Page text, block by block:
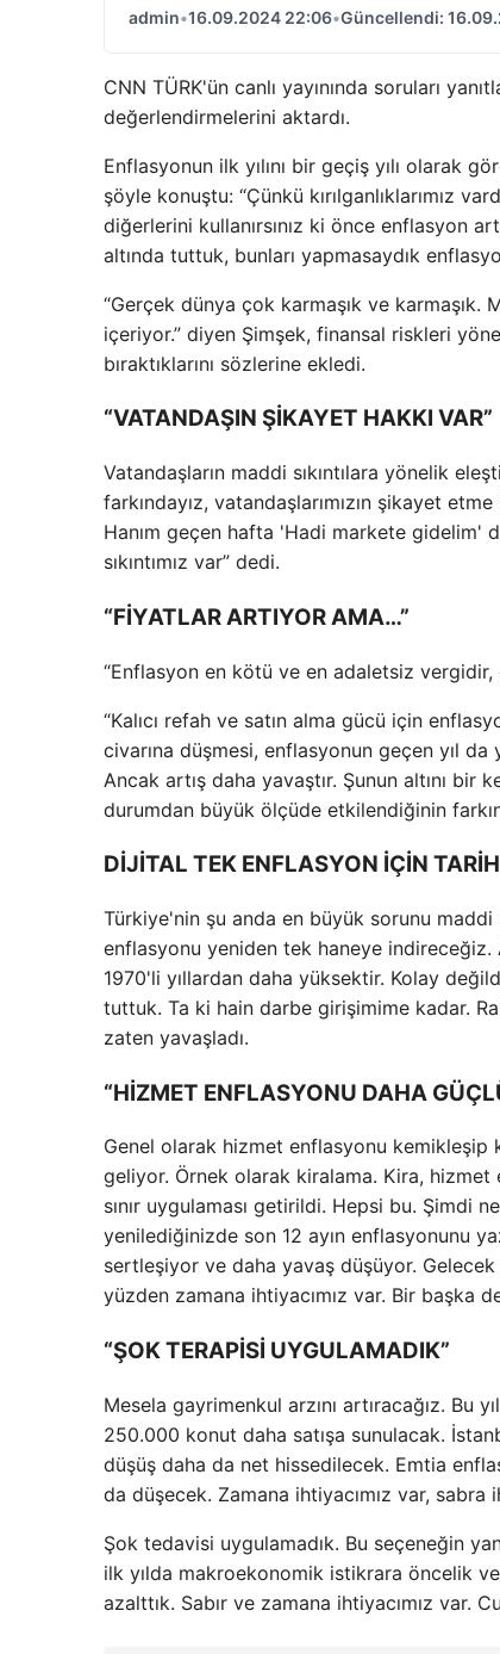
admin•16.09.2024 22:06•Güncellendi:
CNN TÜRK'ün canlı yayınında soruları
değerlendirmelerini aktardı.
Enflasyonun ilk yılını bir geçiş yılı olarak
şöyle konuştu: “Çünkü kırılganlıklarımız
diğerlerini kullanırsınız ki önce enflasyon
altında tuttuk, bunları yapmasaydık
“Gerçek dünya çok karmaşık ve
içeriyor.” diyen Şimşek, finansal riskleri
bıraktıklarını sözlerine ekledi.
“VATANDAŞIN ŞİKAYET HAKKI VAR”
Vatandaşların maddi sıkıntılara yönelik
farkındayız, vatandaşlarımızın şikayet
Hanım geçen hafta 'Hadi markete gidelim'
sıkıntımız var” dedi.
“FİYATLAR ARTIYOR AMA…”
“Enflasyon en kötü ve en adaletsiz vergidir,
“Kalıcı refah ve satın alma gücü için
civarına düşmesi, enflasyonun geçen yıl
Ancak artış daha yavaştır. Şunun altını
durumdan büyük ölçüde etkilendiğinin
DİJİTAL TEK ENFLASYON İÇİN
Türkiye'nin şu anda en büyük sorunu maddi
enflasyonu yeniden tek haneye indireceğiz.
1970'li yıllardan daha yüksektir. Kolay
tuttuk. Ta ki hain darbe girişimime kadar.
zaten yavaşladı.
“HİZMET ENFLASYONU DAHA
Genel olarak hizmet enflasyonu kemikleşip
geliyor. Örnek olarak kiralama. Kira,
sınır uygulaması getirildi. Hepsi bu. Şimdi
yenilediğinizde son 12 ayın enflasyonunu
sertleşiyor ve daha yavaş düşüyor. Gelecek
yüzden zamana ihtiyacımız var. Bir başka
“ŞOK TERAPİSİ UYGULAMADIK”
Mesela gayrimenkul arzını artıracağız. Bu
250.000 konut daha satışa sunulacak.
düşüş daha da net hissedilecek. Emtia
da düşecek. Zamana ihtiyacımız var, sabra
Şok tedavisi uygulamadık. Bu seçeneğin
ilk yılda makroekonomik istikrara öncelik
azalttık. Sabır ve zamana ihtiyacımız var.